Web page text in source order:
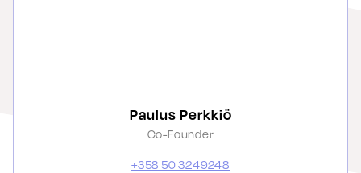
Paulus Perkkiö
Co-Founder
+358 50 3249248